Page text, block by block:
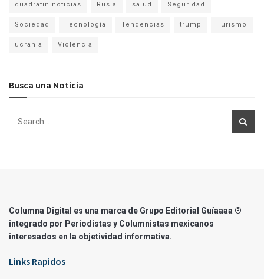
quadratin noticias Rusia salud Seguridad
Sociedad Tecnología Tendencias trump Turismo
ucrania Violencia
Busca una Noticia
Columna Digital es una marca de Grupo Editorial Guíaaaa ®
integrado por Periodistas y Columnistas mexicanos
interesados en la objetividad informativa.
Links Rapidos